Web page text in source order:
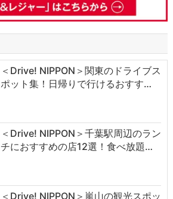
＜Drive! NIPPON＞関東のドライブス
ポット集！日帰りで行けるおすす…
＜Drive! NIPPON＞千葉駅周辺のラン
チにおすすめの店12選！食べ放題…
＜Drive! NIPPON＞嵐山の観光スポッ